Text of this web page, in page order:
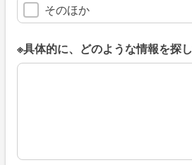
そのほか
※具体的に、どのような情報を探
※具体的に、どのような情報を探し